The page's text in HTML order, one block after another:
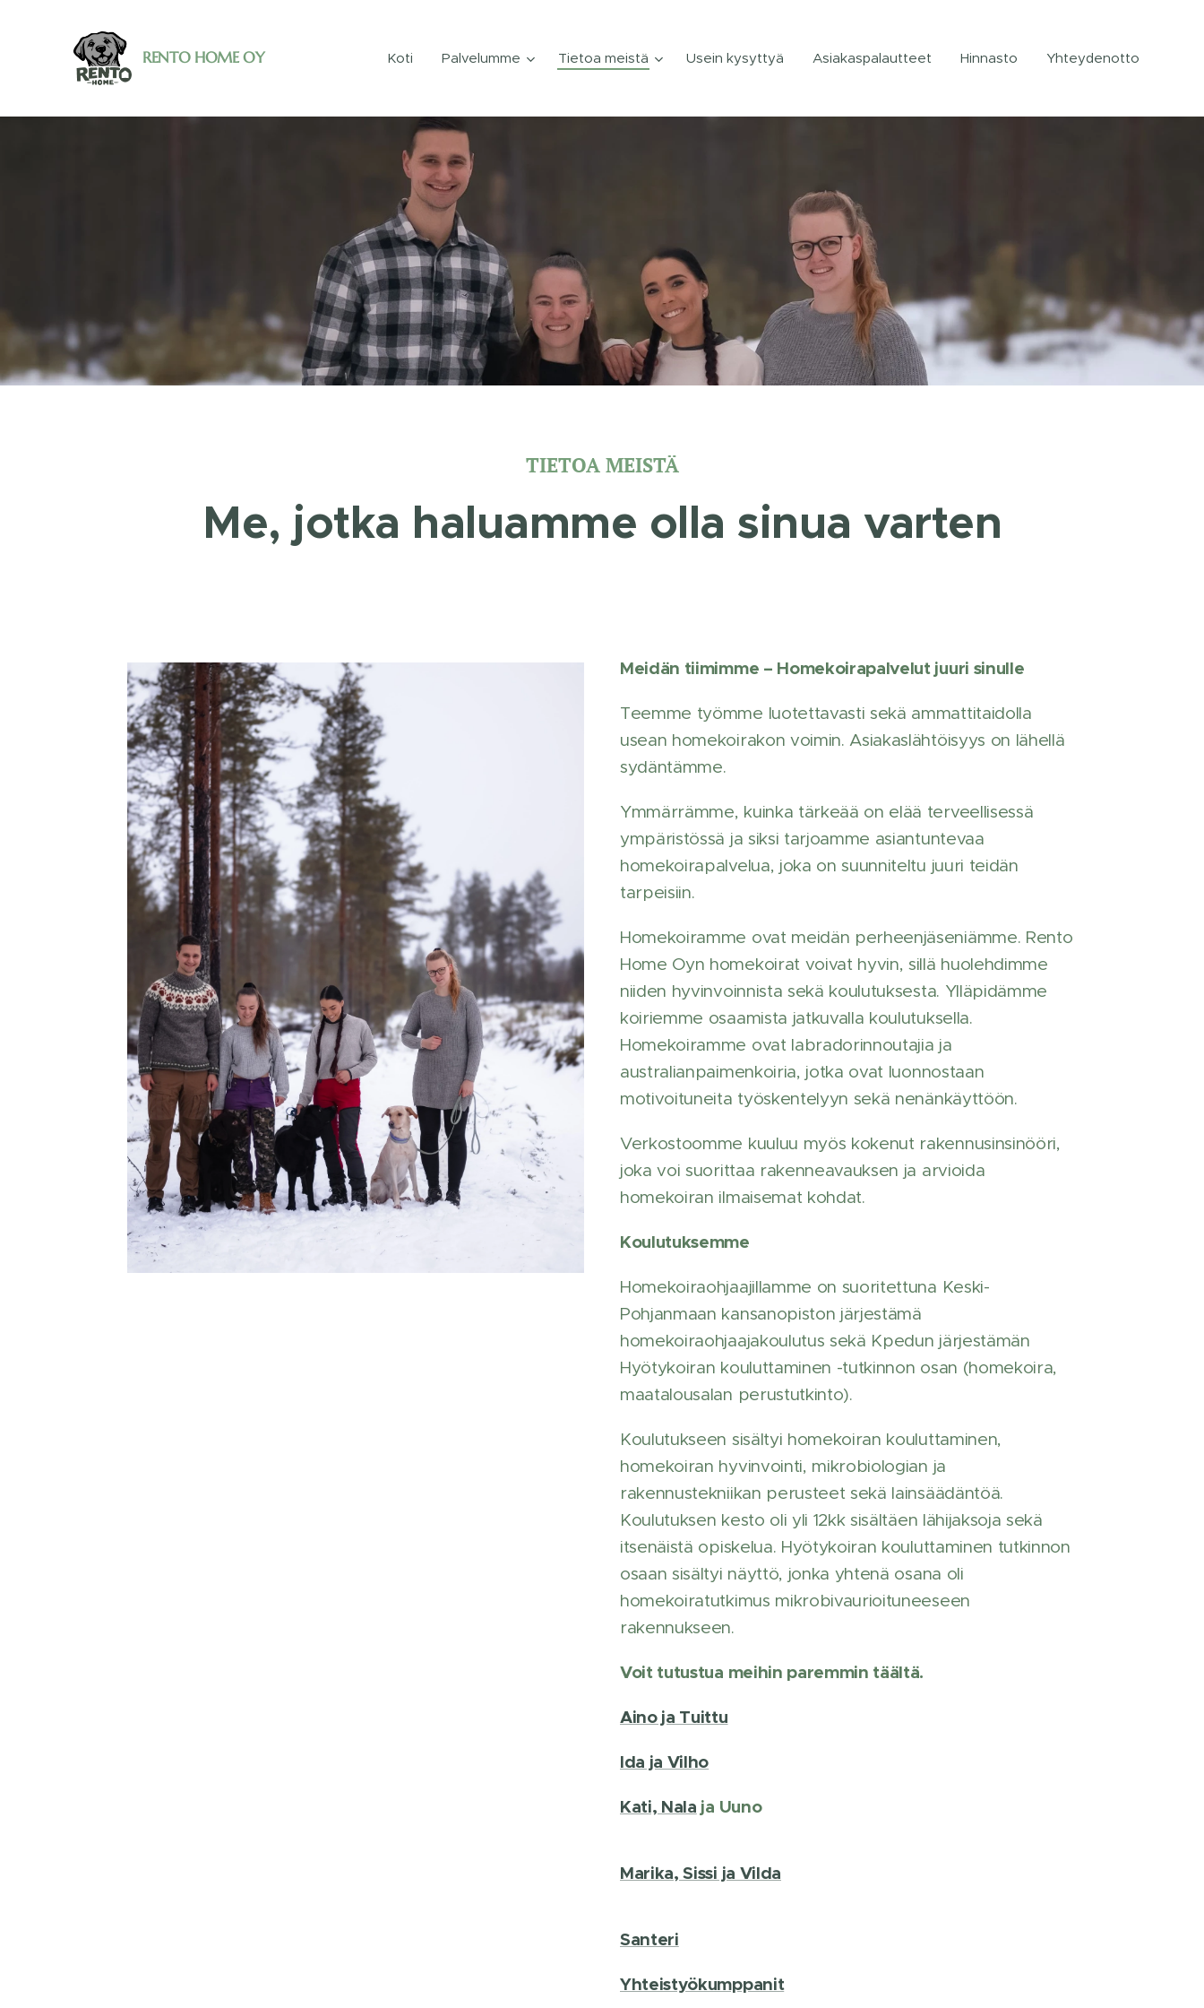
RENTO HOME OY Koti Palvelumme Tietoa meistä Usein kysyttyä Asiakaspalautteet Hinnasto Yhteydenotto
TIETOA MEISTÄ
Me, jotka haluamme olla sinua varten
Meidän tiimimme – Homekoirapalvelut juuri sinulle
Teemme työmme luotettavasti sekä ammattitaidolla
usean homekoirakon voimin. Asiakaslähtöisyys on lähellä
sydäntämme.
Ymmärrämme, kuinka tärkeää on elää terveellisessä
ympäristössä ja siksi tarjoamme asiantuntevaa
homekoirapalvelua, joka on suunniteltu juuri teidän
tarpeisiin.
Homekoiramme ovat meidän perheenjäseniämme. Rento
Home Oyn homekoirat voivat hyvin, sillä huolehdimme
niiden hyvinvoinnista sekä koulutuksesta. Ylläpidämme
koiriemme osaamista jatkuvalla koulutuksella.
Homekoiramme ovat labradorinnoutajia ja
australianpaimenkoiria, jotka ovat luonnostaan
motivoituneita työskentelyyn sekä nenänkäyttöön.
Verkostoomme kuuluu myös kokenut rakennusinsinööri,
joka voi suorittaa rakenneavauksen ja arvioida
homekoiran ilmaisemat kohdat.
Koulutuksemme
Homekoiraohjaajillamme on suoritettuna Keski-
Pohjanmaan kansanopiston järjestämä
homekoiraohjaajakoulutus sekä Kpedun järjestämän
Hyötykoiran kouluttaminen -tutkinnon osan (homekoira,
maatalousalan perustutkinto).
Koulutukseen sisältyi homekoiran kouluttaminen,
homekoiran hyvinvointi, mikrobiologian ja
rakennustekniikan perusteet sekä lainsäädäntöä.
Koulutuksen kesto oli yli 12kk sisältäen lähijaksoja sekä
itsenäistä opiskelua. Hyötykoiran kouluttaminen tutkinnon
osaan sisältyi näyttö, jonka yhtenä osana oli
homekoiratutkimus mikrobivaurioituneeseen
rakennukseen.
Voit tutustua meihin paremmin täältä.
Aino ja Tuittu
Ida ja Vilho
Kati, Nalaja Uuno
Marika, Sissi ja Vilda
Santeri
Yhteistyökumppanit